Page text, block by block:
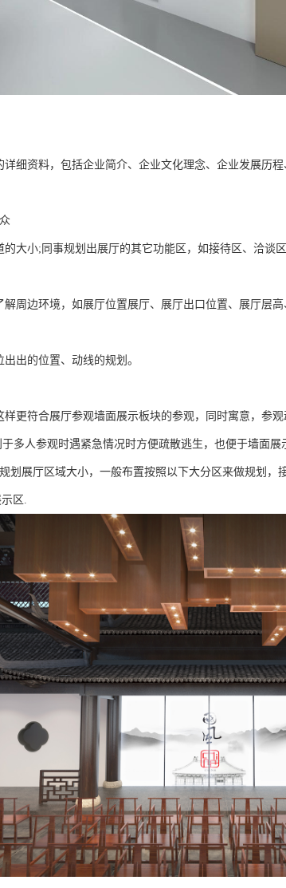
细资料，包括企业简介、企业文化理念、企业发展历
大小;同事规划出展厅的其它功能区，如接待区、洽谈
周边环境，如展厅位置展厅、展厅出口位置、展厅层
出的位置、动线的规划。
更符合展厅参观墙面展示板块的参观，同时寓意，参
多人参观时遇紧急情况时方便疏散逃生，也便于墙面展
划展厅区域大小，一般布置按照以下大分区来做规划，
区.